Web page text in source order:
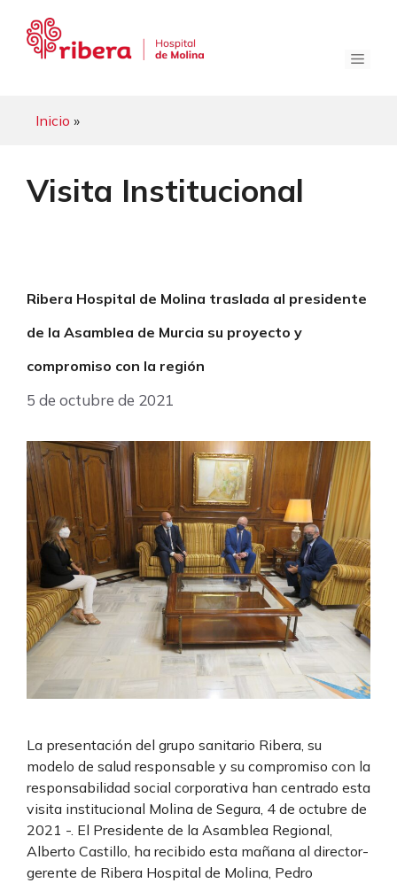
contenido
Menú
Inicio »
Visita Institucional
Ribera Hospital de Molina traslada al presidente
de la Asamblea de Murcia su proyecto y
compromiso con la región
5 de octubre de 2021
La presentación del grupo sanitario Ribera, su
modelo de salud responsable y su compromiso con la
responsabilidad social corporativa han centrado esta
visita institucional Molina de Segura, 4 de octubre de
2021 -. El Presidente de la Asamblea Regional,
Alberto Castillo, ha recibido esta mañana al director-
gerente de Ribera Hospital de Molina, Pedro